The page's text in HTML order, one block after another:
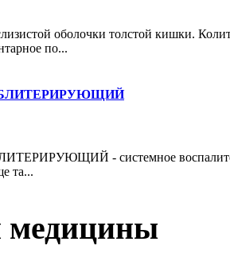
оболочки толстой кишки.
по...
- системное
та...
медицины